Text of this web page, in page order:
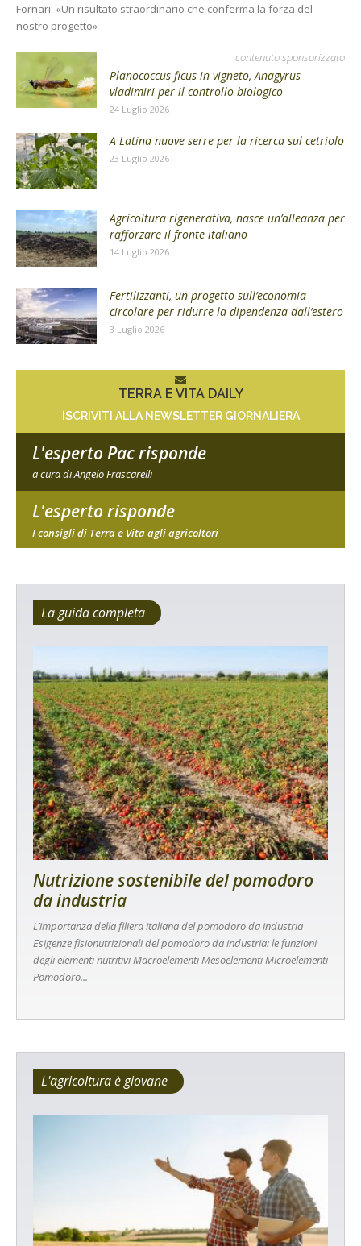
Fornari: «Un risultato straordinario che conferma la forza del
nostro progetto»
contenuto sponsorizzato
Planococcus ficus in vigneto, Anagyrus
vladimiri per il controllo biologico
24 Luglio 2026
A Latina nuove serre per la ricerca sul cetriolo
23 Luglio 2026
Agricoltura rigenerativa, nasce un’alleanza per
rafforzare il fronte italiano
14 Luglio 2026
Fertilizzanti, un progetto sull’economia
circolare per ridurre la dipendenza dall’estero
3 Luglio 2026
TERRA E VITA DAILY
ISCRIVITI ALLA NEWSLETTER GIORNALIERA
L'esperto Pac risponde
a cura di Angelo Frascarelli
L'esperto risponde
I consigli di Terra e Vita agli agricoltori
La guida completa
Nutrizione sostenibile del pomodoro
da industria
L’importanza della filiera italiana del pomodoro da industria
Esigenze fisionutrizionali del pomodoro da industria: le funzioni
degli elementi nutritivi Macroelementi Mesoelementi Microelementi
Pomodoro...
L'agricoltura è giovane